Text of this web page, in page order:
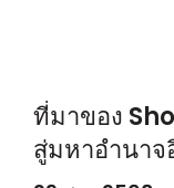
ที่มาของ
สู่มหาอำนาจ